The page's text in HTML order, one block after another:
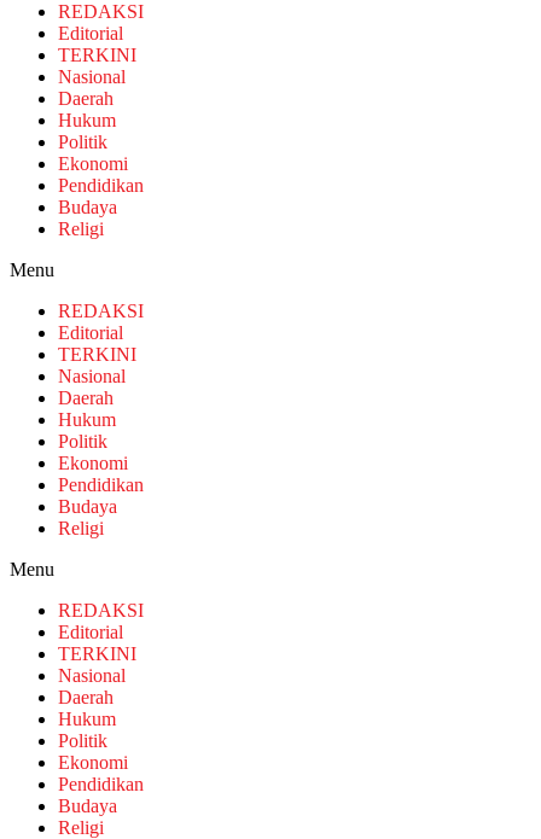
REDAKSI
Editorial
TERKINI
Nasional
Daerah
Hukum
Politik
Ekonomi
Pendidikan
Budaya
Religi
Menu
REDAKSI
Editorial
TERKINI
Nasional
Daerah
Hukum
Politik
Ekonomi
Pendidikan
Budaya
Religi
Menu
REDAKSI
Editorial
TERKINI
Nasional
Daerah
Hukum
Politik
Ekonomi
Pendidikan
Budaya
Religi